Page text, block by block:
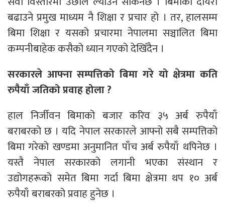
बढाउने प्रमुख माध्यम नै शिक्षा र प्रचार हो । तर, हालसम्म
बिमा शिक्षा र यसको प्रचारमा नेपालमा सञ्चालित बिमा
कम्पनीबाहेक कसैको ध्यान गएको देखिँदैन ।
सरकारले आफ्ना सम्पत्तिको बिमा गरे यो क्षेत्रमा कति
रुपैयाँ जतिको प्रवाह होला ?
हाल निर्जीवन बिमाको बजार करिव ३५ अर्ब रुपैयाँ
बराबरको छ । यदि नेपाल सरकारले आफ्नो सबै सम्पत्तिको
बिमा गरेको खण्डमा अनुमानित पाँच अर्ब रुपैयाँ थपिनेछ ।
यस्तै नेपाल सरकारको लगानी भएका संस्थान र
उद्योगहरूको समेत बिमा गर्दा बिमा क्षेत्रमा थप १० अर्ब
रुपैयाँ बराबरको प्रवाह हुनेछ ।